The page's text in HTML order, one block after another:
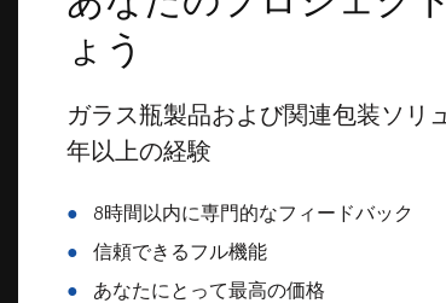
ょう
ガラス瓶製品および関連包装ソリ
年以上の経験
●
8時間以内に専門的なフィードバック
●
信頼できるフル機能
●
あなたにとって最高の価格